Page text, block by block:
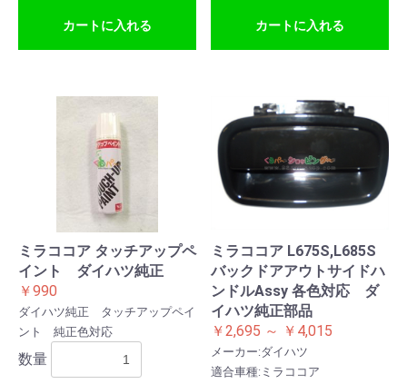
カートに入れる カートに入れる
ミラココア タッチアップペ
イント ダイハツ純正
￥990
ダイハツ純正 タッチアップペイ
ント 純正色対応
数量
ミラココア L675S,L685S
バックドアアウトサイドハ
ンドルAssy 各色対応 ダ
イハツ純正部品
￥2,695 ～ ￥4,015
メーカー:ダイハツ
適合車種:ミラココア